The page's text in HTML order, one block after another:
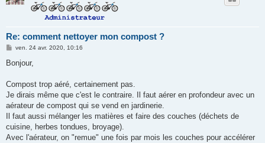
Re: comment nettoyer mon compost ?
M
s
g
ven. 24 avr. 2020, 10:16
Bonjour,
Compost trop aéré, certainement pas.
Je dirais même que c'est le contraire. Il faut aérer en profondeur avec un
aérateur de compost qui se vend en jardinerie.
Il faut aussi mélanger les matières et faire des couches (déchets de
cuisine, herbes tondues, broyage).
Avec l'aérateur, on "remue" une fois par mois les couches pour accélérer